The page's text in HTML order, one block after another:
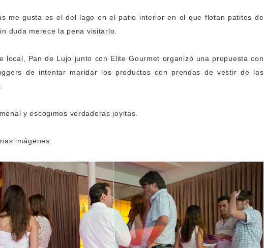
me gusta es el del lago en el patio interior en el que flotan patitos de
duda merece la pena visitarlo.
local, Pan de Lujo junto con Elite Gourmet organizó una propuesta con
de intentar maridar los productos con prendas de vestir de las
y escogimos verdaderas joyitas.
imágenes.